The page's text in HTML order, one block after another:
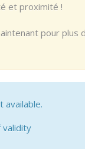
et proximité !
pour plus
available.
validity